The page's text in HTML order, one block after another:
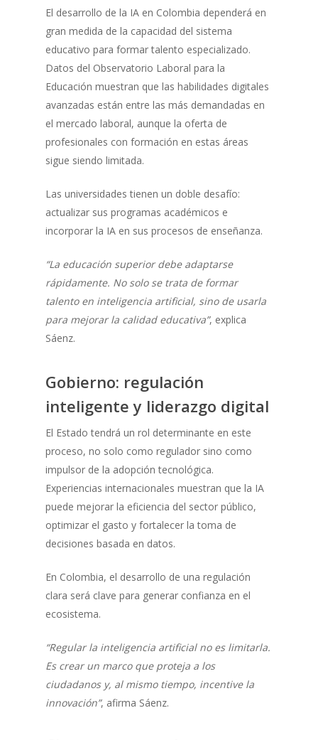
El desarrollo de la IA en Colombia dependerá en
gran medida de la capacidad del sistema
educativo para formar talento especializado.
Datos del Observatorio Laboral para la
Educación muestran que las habilidades digitales
avanzadas están entre las más demandadas en
el mercado laboral, aunque la oferta de
profesionales con formación en estas áreas
sigue siendo limitada.
Las universidades tienen un doble desafío:
actualizar sus programas académicos e
incorporar la IA en sus procesos de enseñanza.
“La educación superior debe adaptarse
rápidamente. No solo se trata de formar
talento en inteligencia artificial, sino de usarla
para mejorar la calidad educativa”, explica
Sáenz.
Gobierno: regulación
inteligente y liderazgo digital
El Estado tendrá un rol determinante en este
proceso, no solo como regulador sino como
impulsor de la adopción tecnológica.
Experiencias internacionales muestran que la IA
puede mejorar la eficiencia del sector público,
optimizar el gasto y fortalecer la toma de
decisiones basada en datos.
En Colombia, el desarrollo de una regulación
clara será clave para generar confianza en el
ecosistema.
“Regular la inteligencia artificial no es limitarla.
Es crear un marco que proteja a los
ciudadanos y, al mismo tiempo, incentive la
innovación”, afirma Sáenz.